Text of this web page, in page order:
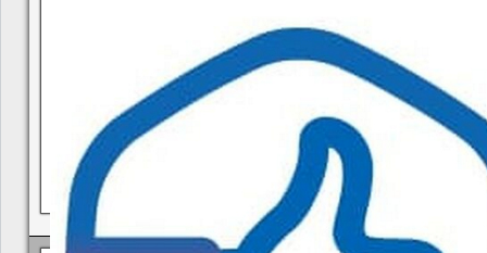
В квитанциях ошибки, в подъезде мусор, сотрудники